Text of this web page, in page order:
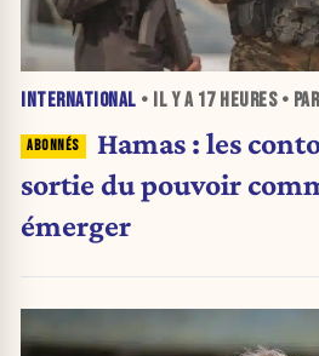
INTERNATIONAL • IL Y A 17 HEURES•
Hamas : les
sortie du pouvoir
émerger